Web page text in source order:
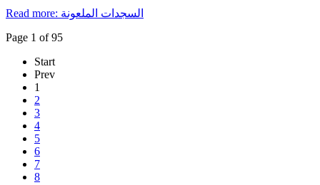
Read more: السجدات الملعونة
Page 1 of 95
Start
Prev
1
2
3
4
5
6
7
8